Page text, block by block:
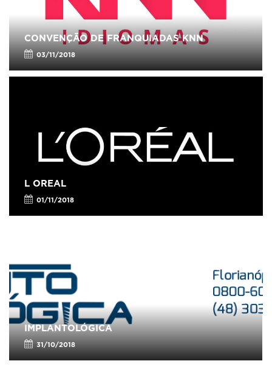
CONVENÇÃO DE FRANQUIADAS KNN
03/11/2018
L OREAL
01/11/2018
IMPLANTOLÓGICA
31/10/2018